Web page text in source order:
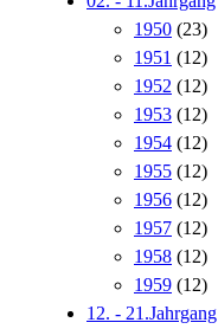
1950 (23)
1951 (12)
1952 (12)
1953 (12)
1954 (12)
1955 (12)
1956 (12)
1957 (12)
1958 (12)
1959 (12)
12. - 21.Jahrgang